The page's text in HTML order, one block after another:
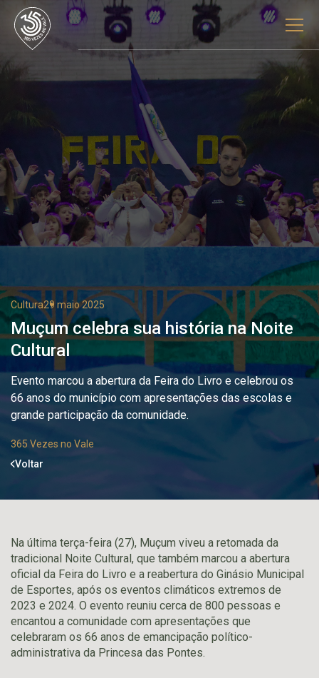
Cultura29 maio 2025
Muçum celebra sua história na Noite
Cultural
Evento marcou a abertura da Feira do Livro e celebrou os
66 anos do município com apresentações das escolas e
grande participação da comunidade.
365 Vezes no Vale
Voltar
Na última terça-feira (27), Muçum viveu a retomada da
tradicional Noite Cultural, que também marcou a abertura
oficial da Feira do Livro e a reabertura do Ginásio Municipal
de Esportes, após os eventos climáticos extremos de
2023 e 2024. O evento reuniu cerca de 800 pessoas e
encantou a comunidade com apresentações que
celebraram os 66 anos de emancipação político-
administrativa da Princesa das Pontes.